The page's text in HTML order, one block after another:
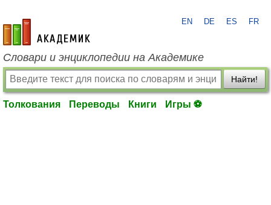
academic.ru
EN DE ES FR
Словари и энциклопедии на Академике
Найти!
Толкования Переводы Книги Игры ⚽